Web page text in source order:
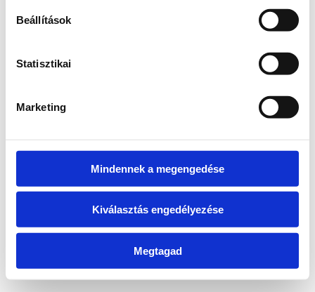
Beállítások
Statisztikai
Marketing
Mindennek a megengedése
Kiválasztás engedélyezése
Megtagad